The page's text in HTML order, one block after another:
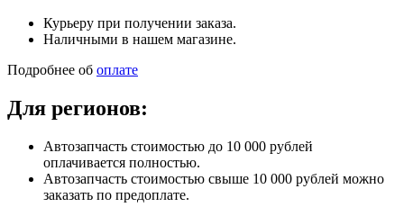
Курьеру при получении заказа.
Наличными в нашем магазине.
Подробнее об оплате
Для регионов:
Автозапчасть стоимостью до 10 000 рублей
оплачивается полностью.
Автозапчасть стоимостью свыше 10 000 рублей можно
заказать по предоплате.